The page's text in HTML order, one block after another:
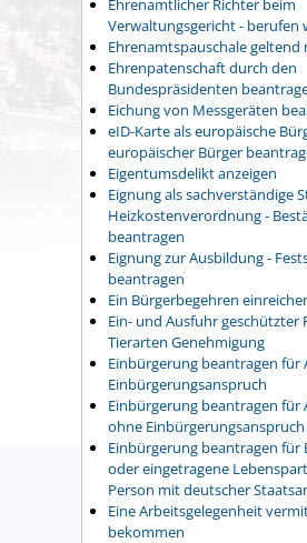
Ehrenamtlicher Richter beim
Verwaltungsgericht - berufen
Ehrenamtspauschale geltend
Ehrenpatenschaft durch den
Bundespräsidenten
Eichung von Messgeräten
eID-Karte als europäische
europäischer Bürger
Eigentumsdelikt anzeigen
Eignung als sachverständige
Heizkostenverordnung -
beantragen
Eignung zur Ausbildung -
beantragen
Ein Bürgerbegehren
Ein- und Ausfuhr geschützter
Tierarten Genehmigung
Einbürgerung beantragen für
Einbürgerungsanspruch
Einbürgerung beantragen für
ohne Einbürgerungsanspruch
Einbürgerung beantragen für
oder eingetragene
Person mit deutscher
Eine Arbeitsgelegenheit
bekommen